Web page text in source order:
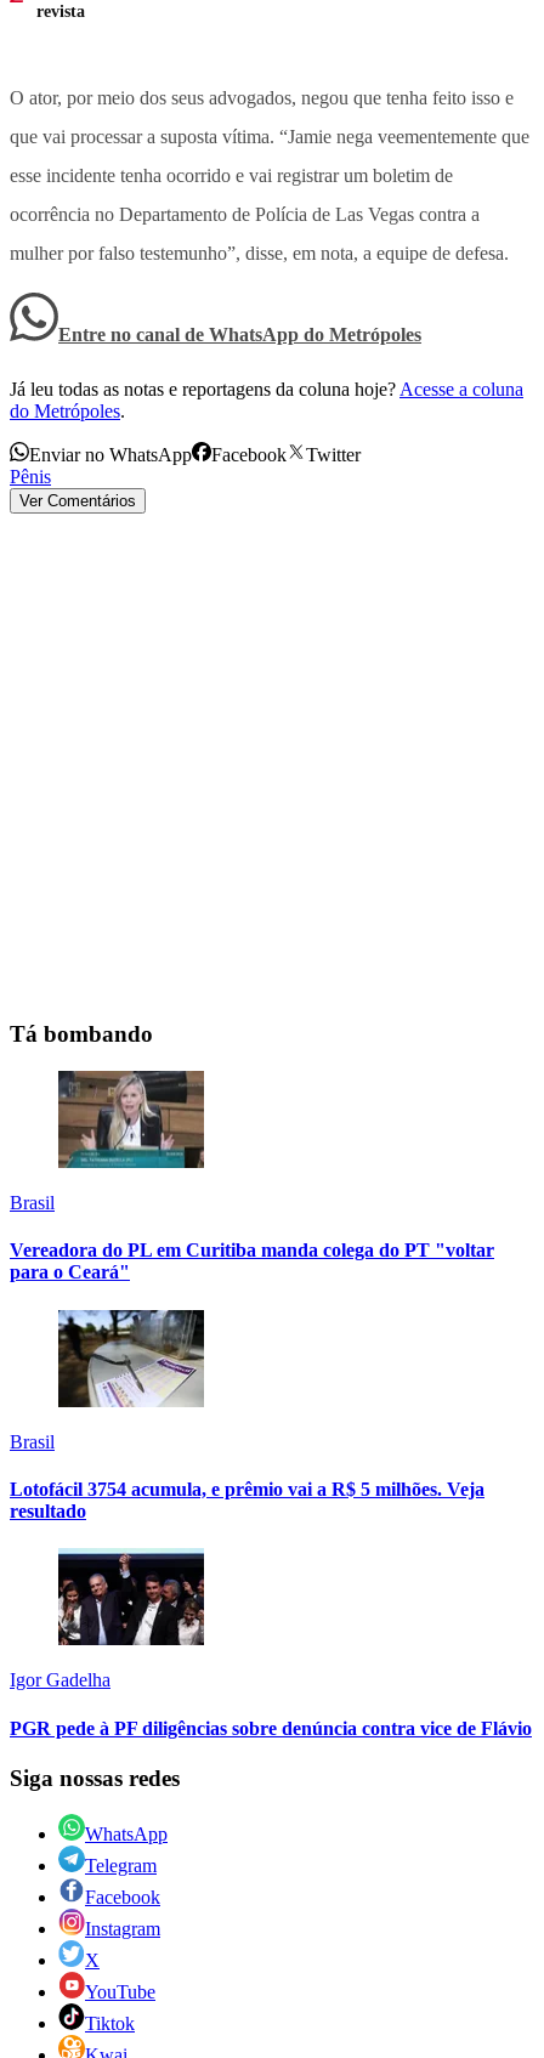
revista
O ator, por meio dos seus advogados, negou que tenha feito isso e
que vai processar a suposta vítima. “Jamie nega veementemente que
esse incidente tenha ocorrido e vai registrar um boletim de
ocorrência no Departamento de Polícia de Las Vegas contra a
mulher por falso testemunho”, disse, em nota, a equipe de defesa.
Entre no canal de WhatsApp do Metrópoles
Já leu todas as notas e reportagens da coluna hoje? Acesse a coluna
do Metrópoles.
Enviar no WhatsApp Facebook
Twitter
Pênis
Ver Comentários
Tá bombando
Brasil
Vereadora do PL em Curitiba manda colega do PT "voltar
para o Ceará"
Brasil
Lotofácil 3754 acumula, e prêmio vai a R$ 5 milhões. Veja
resultado
Igor Gadelha
PGR pede à PF diligências sobre denúncia contra vice de Flávio
Siga nossas redes
WhatsApp
Telegram
Facebook
Instagram
X
YouTube
Tiktok